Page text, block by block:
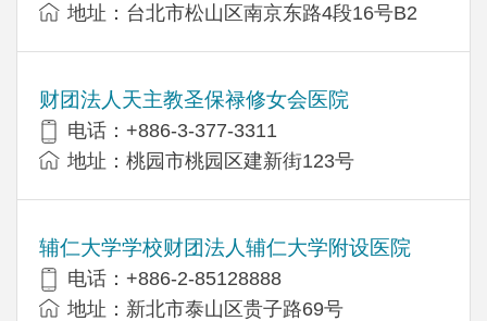
地址：台北市松山区南京东路4段16号B​​2
财团法人天主教圣保禄修女会医院
电话：+886-3-377-3311
地址：桃园市桃园区建新街123号
辅仁大学学校财团法人辅仁大学附设医院
电话：+886-2-85128888
地址：新北市泰山区贵子路69号